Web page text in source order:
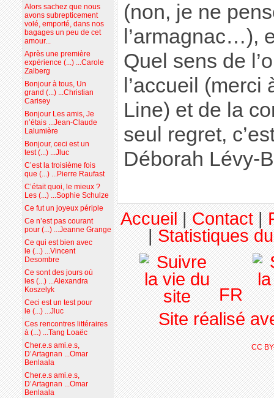
(non, je ne
l’armagnac…),
Quel sens de
l’accueil
Line) et de la
seul regret,
Déborah Lévy-
Alors sachez que nous
avons subrepticement
volé, emporté, dans nos
bagages un peu de cet
amour...
Après une première
expérience (...) ...Carole
Zalberg
Bonjour à tous, Un
grand (...) ...Christian
Carisey
Bonjour Les amis, Je
n’étais ...Jean-Claude
Lalumière
Bonjour, ceci est un
test (...) ...Jluc
C’est la troisième fois
que (...) ...Pierre Raufast
C’était quoi, le mieux ?
Les (...) ...Sophie Schulze
Ce fut un joyeux périple
Ce n’est pas courant
pour (...) ...Jeanne Grange
Ce qui est bien avec
le (...) ...Vincent
Desombre
Ce sont des jours où
les (...) ...Alexandra
Koszelyk
Ceci est un test pour
le (...) ...Jluc
Ces rencontres littéraires
à (...) ...Tang Loaëc
Cher.e.s ami.e.s,
D’Artagnan ...Omar
Benlaala
Cher.e.s ami.e.s,
D’Artagnan ...Omar
Benlaala
Accueil|Contact|
|Statistiques
FR
Site réalisé
CC